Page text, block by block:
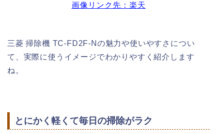
画像リンク先：楽天
三菱 掃除機 TC-FD2F-Nの魅力や使いやすさについ
て、実際に使うイメージでわかりやすく紹介します
ね。
とにかく軽くて毎日の掃除がラク